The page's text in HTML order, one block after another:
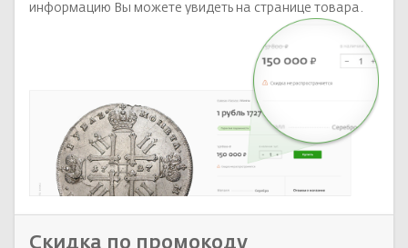
информацию Вы можете увидеть на странице товара.